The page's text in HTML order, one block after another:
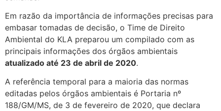
Em razão da importância de informações precisas para
embasar tomadas de decisão, o Time de Direito
Ambiental do KLA preparou um compilado com as
principais informações dos órgãos ambientais
atualizado até 23 de abril de 2020.
A referência temporal para a maioria das normas
editadas pelos órgãos ambientais é Portaria nº
188/GM/MS, de 3 de fevereiro de 2020, que declara